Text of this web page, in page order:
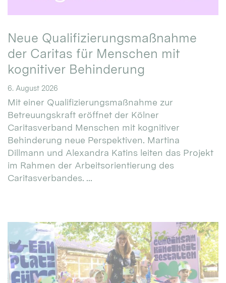
Neue Qualifizierungsmaßnahme
der Caritas für Menschen mit
kognitiver Behinderung
6. August 2026
Mit einer Qualifizierungsmaßnahme zur
Betreuungskraft eröffnet der Kölner
Caritasverband Menschen mit kognitiver
Behinderung neue Perspektiven. Martina
Dillmann und Alexandra Katins leiten das Projekt
im Rahmen der Arbeitsorientierung des
Caritasverbandes. ...